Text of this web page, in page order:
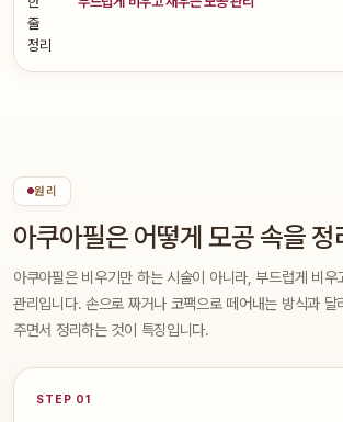
줄
정리
원리
아쿠아필은 어떻게 모공 속을
아쿠아필은 비우기만 하는 시술이 아니라, 부드럽게 비
관리입니다. 손으로 짜거나 코팩으로 떼어내는 방식과 달
주면서 정리하는 것이 특징입니다.
STEP 01